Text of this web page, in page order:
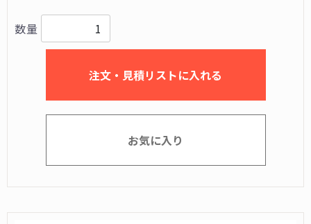
数量
注文・見積リストに入れる
お気に入り